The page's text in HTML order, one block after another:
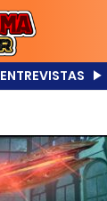
ENTREVISTAS